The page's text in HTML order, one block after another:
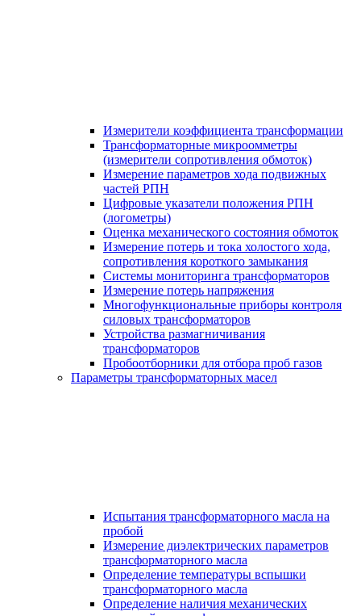
Измерители коэффициента трансформации
Трансформаторные микроомметры
(измерители сопротивления обмоток)
Измерение параметров хода подвижных
частей РПН
Цифровые указатели положения РПН
(логометры)
Оценка механического состояния обмоток
Измерение потерь и тока холостого хода,
сопротивления короткого замыкания
Системы мониторинга трансформаторов
Измерение потерь напряжения
Многофункциональные приборы контроля
силовых трансформаторов
Устройства размагничивания
трансформаторов
Пробоотборники для отбора проб газов
Параметры трансформаторных масел
Испытания трансформаторного масла на
пробой
Измерение диэлектрических параметров
трансформаторного масла
Определение температуры вспышки
трансформаторного масла
Определение наличия механических